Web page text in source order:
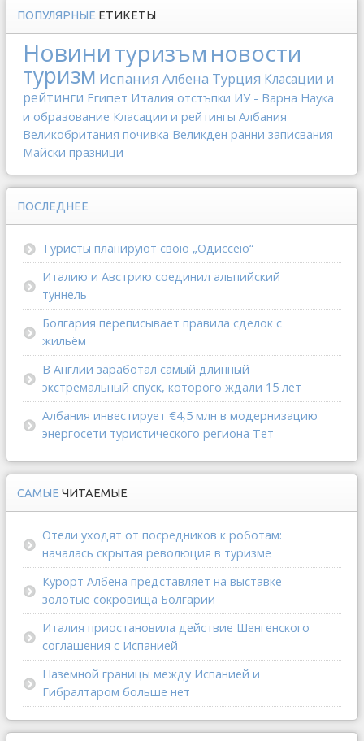
ПОПУЛЯРНЫЕ ЕТИКЕТЫ
Новинитуризъм новости
туризм Испания Албена Турция Класации и
рейтинги Египет Италия отстъпки ИУ - Варна Наука
и образование Класации и рейтингы Албания
Великобритания почивка Великден ранни записвания
Майски празници
ПОСЛЕДНЕЕ
Туристы планируют свою „Одиссею“
Италию и Австрию соединил альпийский
туннель
Болгария переписывает правила сделок с
жильём
В Англии заработал самый длинный
экстремальный спуск, которого ждали 15 лет
Албания инвестирует €4,5 млн в модернизацию
энергосети туристического региона Тет
САМЫЕ ЧИТАЕМЫЕ
Отели уходят от посредников к роботам:
началась скрытая революция в туризме
Курорт Албена представляет на выставке
золотые сокровища Болгарии
Италия приостановила действие Шенгенского
соглашения с Испанией
Наземной границы между Испанией и
Гибралтаром больше нет